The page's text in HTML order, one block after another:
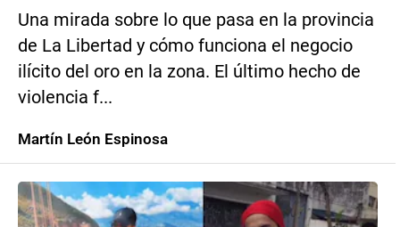
Una mirada sobre lo que pasa en la provincia
de La Libertad y cómo funciona el negocio
ilícito del oro en la zona. El último hecho de
violencia f...
Martín León Espinosa